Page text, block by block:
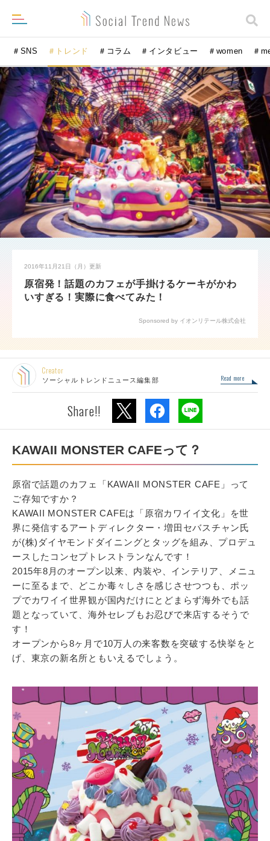
＃SNS ＃トレンド ＃コラム ＃インタビュー ＃women ＃
2016年11月21日（月） 更新
原宿発！話題のカフェが手掛けるケーキがかわ
いすぎる！実際に食べてみた！
Sponsored by イオンリテール株式会社
Creator
ソーシャルトレンドニュース編集部 Read more
Share!!
KAWAII MONSTER CAFEって？
原宿で話題のカフェ「KAWAII MONSTER CAFE」って
ご存知ですか？
KAWAII MONSTER CAFEは「原宿カワイイ文化」を世
界に発信するアートディレクター・増田セバスチャン氏
が(株)ダイヤモンドダイニングとタッグを組み、プロデュ
ースしたコンセプトレストランなんです！
2015年8月のオープン以来、内装や、インテリア、メニュ
ーに至るまで、どこか毒々しさを感じさせつつも、ポッ
プでカワイイ世界観が国内だけにとどまらず海外でも話
題となっていて、海外セレブもお忍びで来店するそうで
す！
オープンから8ヶ月で10万人の来客数を突破する快挙をと
げ、東京の新名所ともいえるでしょう。